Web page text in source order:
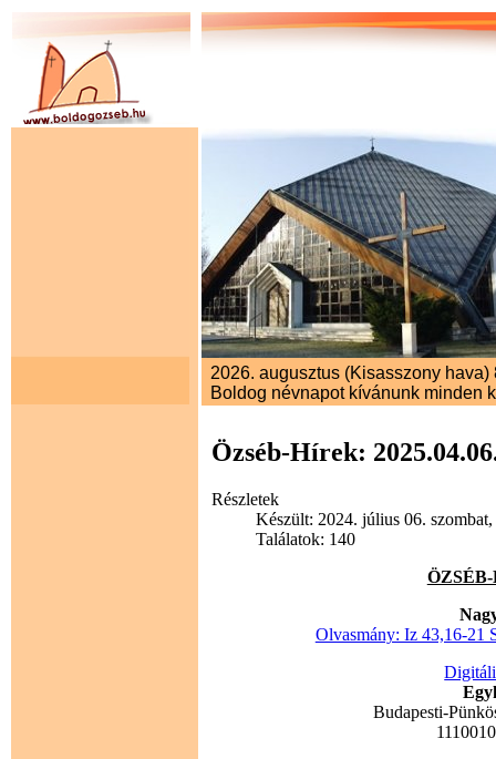
2026. augusztus (Kisasszony hava)
Boldog névnapot kívánunk minden
Özséb-Hírek:
Részletek
Készült: 2024. július 06.
Találatok: 140
ÖZSÉB-
Olvasmány: Iz 43,16-21
Budapesti-